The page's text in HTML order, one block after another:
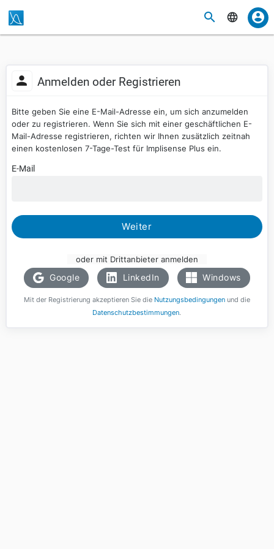
Anmelden oder Registrieren
Bitte geben Sie eine E-Mail-Adresse ein, um sich anzumelden
oder zu registrieren. Wenn Sie sich mit einer geschäftlichen E-
Mail-Adresse registrieren, richten wir Ihnen zusätzlich zeitnah
einen kostenlosen 7-Tage-Test für Implisense Plus ein.
E-Mail
Weiter
oder mit Drittanbieter anmelden
Google LinkedIn Windows
Mit der Registrierung akzeptieren Sie die Nutzungsbedingungenund die
Datenschutzbestimmungen.